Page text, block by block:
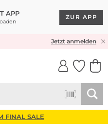
APP
ZUR APP
& RÜCKVERSANDJetzt anmelden
FINAL SALE